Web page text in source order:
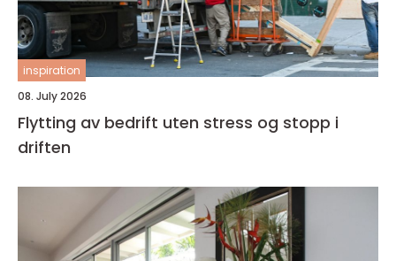
inspiration
08. July 2026
Flytting av bedrift uten stress og stopp i
driften